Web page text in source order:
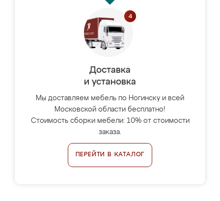
Доставка
и установка
Мы доставляем мебель по Ногинску и всей
Московской области бесплатно!
Стоимость сборки мебели: 10% от стоимости
заказа.
ПЕРЕЙТИ В КАТАЛОГ